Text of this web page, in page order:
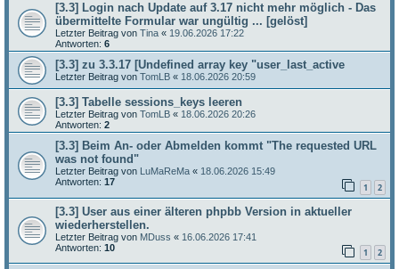
[3.3] Login nach Update auf 3.17 nicht mehr möglich - Das
übermittelte Formular war ungültig ... [gelöst]
Letzter Beitrag von Tina « 19.06.2026 17:22
Antworten: 6
[3.3] zu 3.3.17 [Undefined array key "user_last_active
Letzter Beitrag von TomLB « 18.06.2026 20:59
[3.3] Tabelle sessions_keys leeren
Letzter Beitrag von TomLB « 18.06.2026 20:26
Antworten: 2
[3.3] Beim An- oder Abmelden kommt "The requested URL
was not found"
Letzter Beitrag von LuMaReMa « 18.06.2026 15:49
Antworten: 17 1 2
[3.3] User aus einer älteren phpbb Version in aktueller
wiederherstellen.
Letzter Beitrag von MDuss « 16.06.2026 17:41
Antworten: 10 1 2